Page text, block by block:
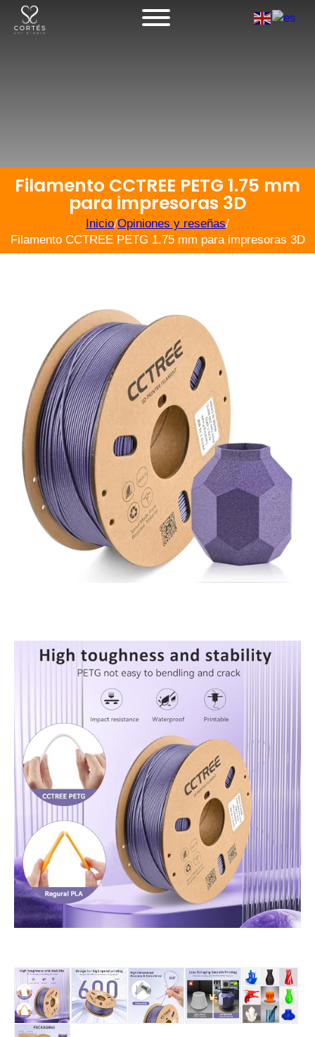
Filamento CCTREE PETG 1.75 mm
para impresoras 3D
Inicio/Opiniones y reseñas/
Filamento CCTREE PETG 1.75 mm para impresoras 3D